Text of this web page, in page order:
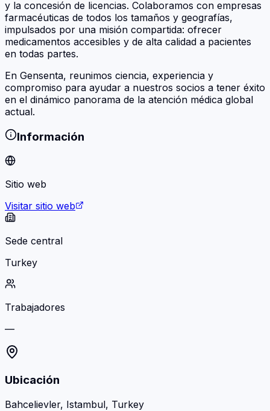
y la concesión de licencias. Colaboramos con empresas
farmacéuticas de todos los tamaños y geografías,
impulsados por una misión compartida: ofrecer
medicamentos accesibles y de alta calidad a pacientes
en todas partes.
En Gensenta, reunimos ciencia, experiencia y
compromiso para ayudar a nuestros socios a tener éxito
en el dinámico panorama de la atención médica global
actual.
Información
Sitio web
Visitar sitio web
Sede central
Turkey
Trabajadores
—
Ubicación
Bahcelievler, Istambul, Turkey